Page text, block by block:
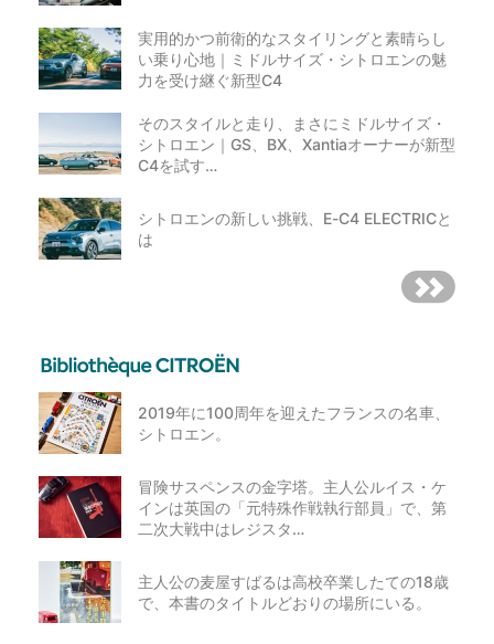
実用的かつ前衛的なスタイリングと素晴らし
い乗り心地｜ミドルサイズ・シトロエンの魅
力を受け継ぐ新型C4
そのスタイルと走り、まさにミドルサイズ・
シトロエン｜GS、BX、Xantiaオーナーが新型
C4を試す…
シトロエンの新しい挑戦、E-C4 ELECTRICと
は
2019年に100周年を迎えたフランスの名車、
シトロエン。
冒険サスペンスの金字塔。主人公ルイス・ケ
インは英国の「元特殊作戦執行部員」で、第
二次大戦中はレジスタ…
主人公の麦屋すばるは高校卒業したての18歳
で、本書のタイトルどおりの場所にいる。